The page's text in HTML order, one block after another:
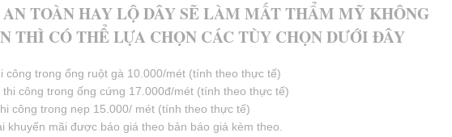
AN TOÀN HAY LỘ DÂY SẼ LÀM MẤT THẨM MỸ KHÔNG
THÌ CÓ THỂ LỰA CHỌN CÁC TÙY CHỌN DƯỚI ĐÂY
công trong ống ruột gà 10.000/mét (tính theo thực tế)
công trong ống cứng 17.000đ/mét (tính theo thực tế)
công trong nẹp 15.000/ mét (tính theo thực tế)
khuyến mãi được báo giá theo bản báo giá kèm theo.